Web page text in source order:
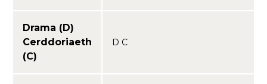
Drama (D)
Cerddoriaeth
(C)
D C